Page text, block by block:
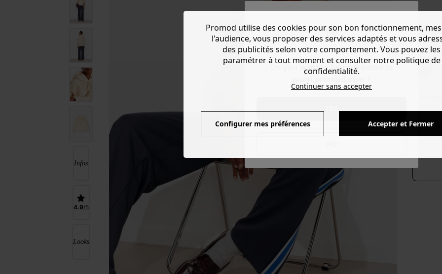
Do you want to be redirected to
Infos
4.9
Looks
17,00 €
Couleur :
Voir
Promod utilise des cookies pour son bon fonctionnement,
l'audience, vous proposer des services adaptés et vous
des publicités selon votre comportement. Vous pouvez les
paramétrer à tout moment et consulter notre politique de
confidentialité.
Continuer sans accepter
Configurer mes préférences Accepter et Fermer